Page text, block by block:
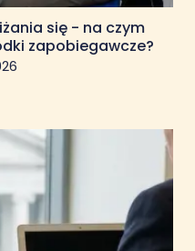
się - na czym
zapobiegawcze?